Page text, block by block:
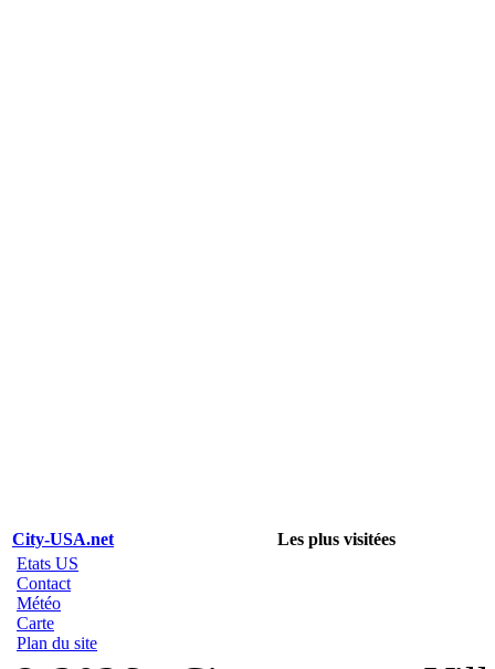
City-USA.net
Les plus visitées
Etats US
Contact
Météo
Carte
Plan du site